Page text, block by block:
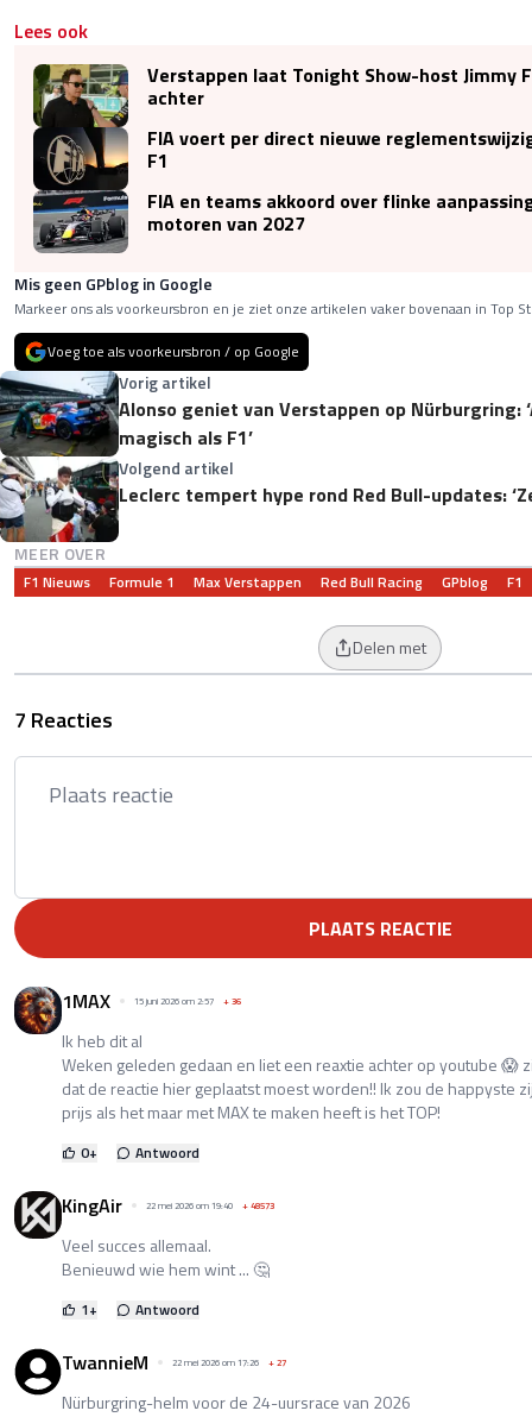
Lees ook
Verstappen laat Tonight Show-host Jimmy
achter
FIA voert per direct nieuwe
F1
FIA en teams akkoord over flinke
motoren van 2027
Mis geen GPblog in Google
Markeer ons als voorkeursbron en je ziet onze artikelen vaker bovenaan in Top
Voeg toe als voorkeursbron / op Google
Vorig artikel
Alonso geniet van Verstappen op Nürburgring:
magisch als F1’
Volgend artikel
Leclerc tempert hype rond Red Bull-updates:
MEER OVER
F1 Nieuws Formule 1 Max Verstappen Red Bull Racing GPblog F1
Delen met
7 Reacties
PLAATS REACTIE
1MAX 15 juni 2026 om 2:57 +36
Ik heb dit al
Weken geleden gedaan en liet een reaxtie achter op youtube 😱
dat de reactie hier geplaatst moest worden!! Ik zou de happyste
prijs als het maar met MAX te maken heeft is het TOP!
0+ Antwoord
KingAir 22 mei 2026 om 19:40 +48573
Veel succes allemaal.
Benieuwd wie hem wint ... 🤔
1+ Antwoord
TwannieM 22 mei 2026 om 17:26 +27
Nürburgring-helm voor de 24-uursrace van 2026